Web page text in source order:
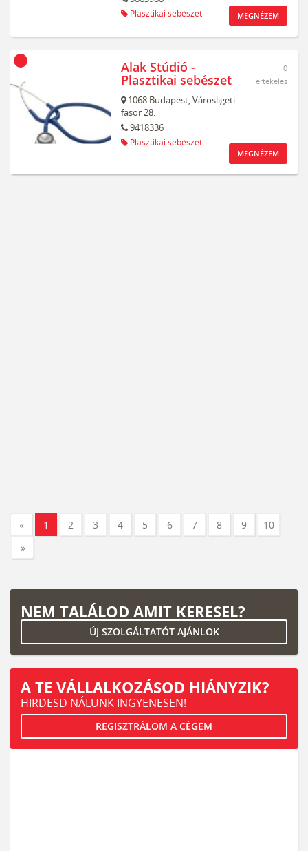
Plasztikai sebészet MEGNÉZEM
Alak Stúdió -
Plasztikai sebészet
1068 Budapest,Városligeti
fasor 28.
9418336
Plasztikai sebészet
0
értékelés
MEGNÉZEM
« 1 2 3 4 5 6 7 8 9
10
»
NEM TALÁLOD AMIT KERESEL?
ÚJ SZOLGÁLTATÓT AJÁNLOK
A TE VÁLLALKOZÁSOD HIÁNYZIK?
HIRDESD NÁLUNK INGYENESEN!
REGISZTRÁLOM A CÉGEM